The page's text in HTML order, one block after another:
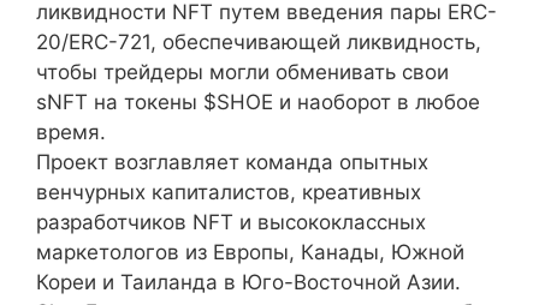
ликвидности NFT путем введения пары ERC-
20/ERC-721, обеспечивающей ликвидность,
чтобы трейдеры могли обменивать свои
sNFT на токены $SHOE и наоборот в любое
время.
Проект возглавляет команда опытных
венчурных капиталистов, креативных
разработчиков NFT и высококлассных
маркетологов из Европы, Канады, Южной
Кореи и Таиланда в Юго-Восточной Азии.